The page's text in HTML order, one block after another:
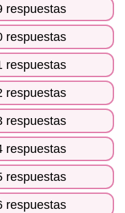
respuestas
respuestas
respuestas
respuestas
respuestas
respuestas
respuestas
respuestas